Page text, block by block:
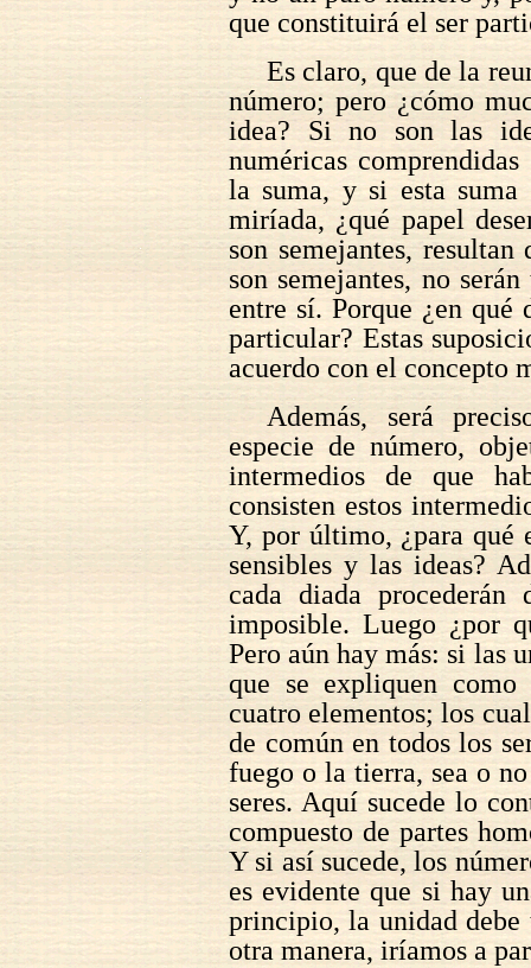
que constituirá el ser
Es claro, que de la
número; pero ¿cómo
idea? Si no son las
numéricas
la suma, y si esta
miríada, ¿qué papel
son semejantes,
son semejantes, no
entre sí. Porque ¿en
particular? Estas
acuerdo con el concepto
Además, será
especie de número,
intermedios de que
consisten estos
Y, por último, ¿para qué
sensibles y las ideas?
cada diada
imposible. Luego ¿por
Pero aún hay más: si las
que se expliquen
cuatro elementos; los
de común en todos los
fuego o la tierra, sea o
seres. Aquí sucede lo
compuesto de partes
Y si así sucede, los
es evidente que si hay
principio, la unidad debe
otra manera, iríamos a